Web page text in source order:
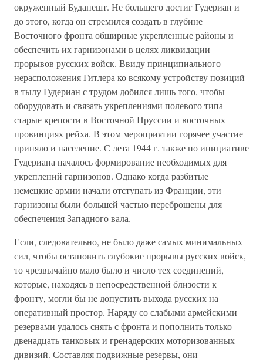
окруженный Будапешт. Не большего достиг Гудериан и
до этого, когда он стремился создать в глубине
Восточного фронта обширные укрепленные районы и
обеспечить их гарнизонами в целях ликвидации
прорывов русских войск. Ввиду принципиального
нерасположения Гитлера ко всякому устройству позиций
в тылу Гудериан с трудом добился лишь того, чтобы
оборудовать и связать укреплениями полевого типа
старые крепости в Восточной Пруссии и восточных
провинциях рейха. В этом мероприятии горячее участие
приняло и население. С лета 1944 г. также по инициативе
Гудериана началось формирование необходимых для
укреплений гарнизонов. Однако когда разбитые
немецкие армии начали отступать из Франции, эти
гарнизоны были большей частью переброшены для
обеспечения Западного вала.
Если, следовательно, не было даже самых минимальных
сил, чтобы остановить глубокие прорывы русских войск,
то чрезвычайно мало было и число тех соединений,
которые, находясь в непосредственной близости к
фронту, могли бы не допустить выхода русских на
оперативный простор. Наряду со слабыми армейскими
резервами удалось снять с фронта и пополнить только
двенадцать танковых и гренадерских моторизованных
дивизий. Составляя подвижные резервы, они